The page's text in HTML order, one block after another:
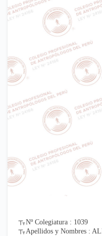
Nº Colegiatura : 1039
Apellidos y Nombres :